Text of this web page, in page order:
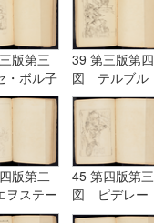
版第三
ボル子
39 第三版第四
図 テルブル
グ terburg
版第二
ステー
45 第四版第三
図 ピデレー
ル PDeLwer